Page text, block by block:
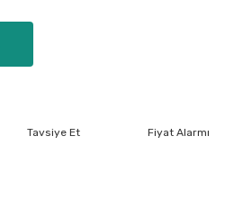
Tavsiye Et Fiyat Alarmı